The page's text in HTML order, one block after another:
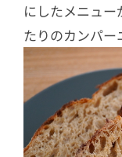
にしたメニュ
たりのカンパー